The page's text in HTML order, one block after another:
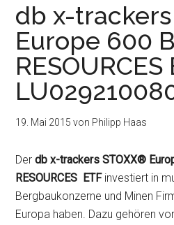
db x-
Europe 600
RESOURCES
19. Mai 2015 von Philipp Haas
Der db x-trackers STOXX®
RESOURCES ETFinvestiert in
Bergbaukonzerne und Minen
Europa haben. Dazu gehören